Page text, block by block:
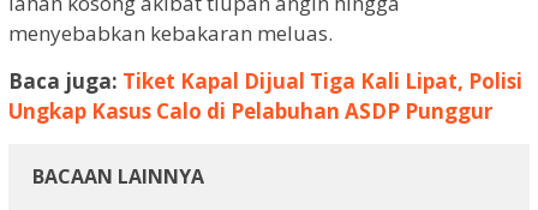
menyebabkan kebakaran meluas.
Baca juga: Tiket Kapal Dijual Tiga Kali Lipat, Polisi
Ungkap Kasus Calo di Pelabuhan ASDP Punggur
BACAAN LAINNYA